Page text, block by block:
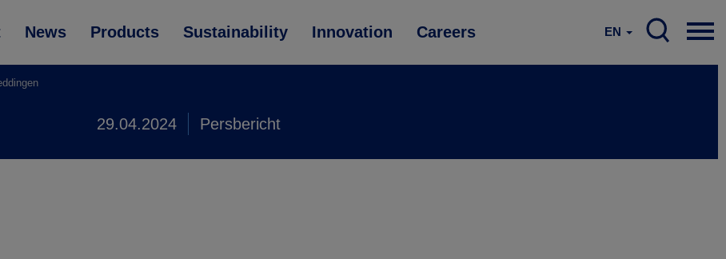
News Products Sustainability Innovation Careers EN
29.04.2024 Persbericht